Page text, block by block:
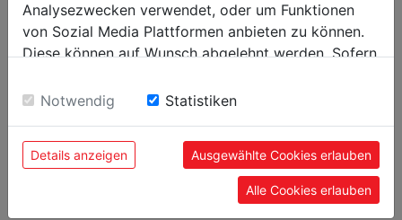
Alto embalaje mm
360
Ancho embalaje mm
250
Datos generales
Código EAN
9120039901800
Analysezwecken verwendet, oder um Funktionen
von Sozial Media Plattformen anbieten zu können.
Diese können auf Wunsch abgelehnt werden. Sofern
Einwilligung zu unseren Cookies.
Notwendig Statistiken
Details anzeigen Ausgewählte Cookies erlauben
Alle Cookies erlauben